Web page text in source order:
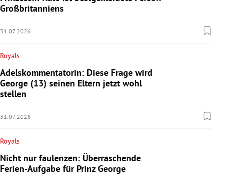
Großbritanniens
31.07.2026
Royals
Adelskommentatorin: Diese Frage wird
George (13) seinen Eltern jetzt wohl
stellen
31.07.2026
Royals
Nicht nur faulenzen: Überraschende
Ferien-Aufgabe für Prinz George